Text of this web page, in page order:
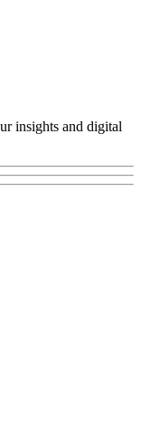
insights and digital